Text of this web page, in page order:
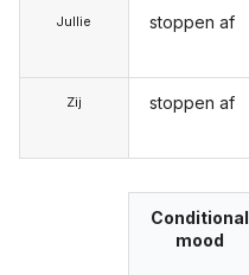
Jullie
Zij
stoppen af
stoppen af
Conditional
mood